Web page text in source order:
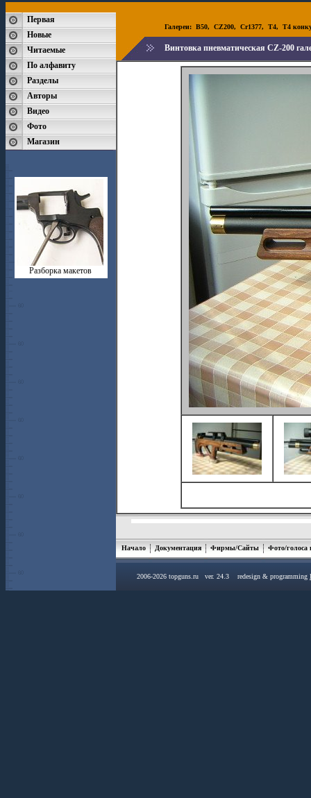
Первая
Новые
Читаемые
По алфавиту
Разделы
Авторы
Видео
Фото
Магазин
Разборка макетов
Галереи: B50, CZ200, Cr1377, T4, T4
Винтовка пневматическая CZ-200
Начало Документация Фирмы/Сайты Фото/голоса
2006-2026 topguns.ru ver. 24.3 redesign & programming